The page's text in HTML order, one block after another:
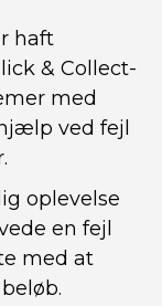
haft
& Collect-
med
ved fejl
oplevelse
en fejl
med at